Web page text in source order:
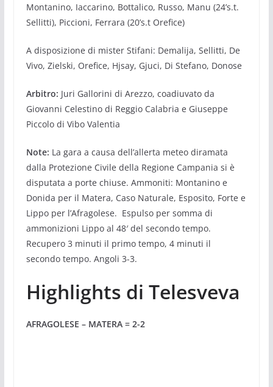
Montanino, Iaccarino, Bottalico, Russo, Manu (24’s.t.
Sellitti), Piccioni, Ferrara (20’s.t Orefice)
A disposizione di mister Stifani: Demalija, Sellitti, De
Vivo, Zielski, Orefice, Hjsay, Gjuci, Di Stefano, Donose
Arbitro: Juri Gallorini di Arezzo, coadiuvato da
Giovanni Celestino di Reggio Calabria e Giuseppe
Piccolo di Vibo Valentia
Note: La gara a causa dell’allerta meteo diramata
dalla Protezione Civile della Regione Campania si è
disputata a porte chiuse. Ammoniti: Montanino e
Donida per il Matera, Caso Naturale, Esposito, Forte e
Lippo per l’Afragolese. Espulso per somma di
ammonizioni Lippo al 48′ del secondo tempo.
Recupero 3 minuti il primo tempo, 4 minuti il
secondo tempo. Angoli 3-3.
Highlights di Telesveva
AFRAGOLESE – MATERA = 2-2